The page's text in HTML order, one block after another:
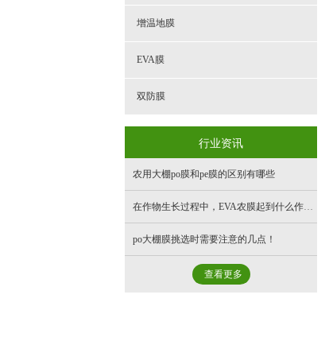
增温地膜
EVA膜
双防膜
行业资讯
农用大棚po膜和pe膜的区别有哪些
在作物生长过程中，EVA农膜起到什么作用？
po大棚膜挑选时需要注意的几点！
查看更多